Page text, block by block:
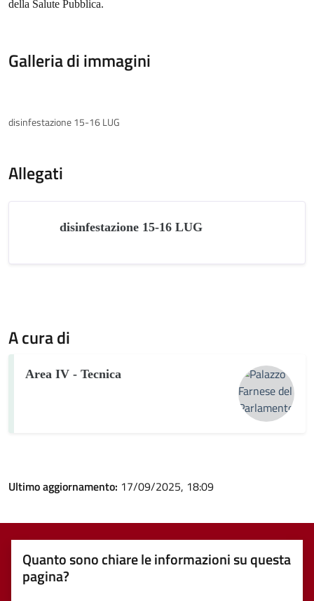
della Salute Pubblica.
Galleria di immagini
disinfestazione 15-16 LUG
Allegati
disinfestazione 15-16 LUG
A cura di
Area IV - Tecnica
Ultimo aggiornamento: 17/09/2025, 18:09
Quanto sono chiare le informazioni su questa
pagina?